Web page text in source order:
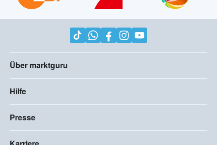
Über marktguru
Hilfe
Presse